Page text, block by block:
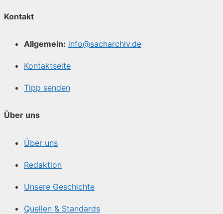
Kontakt
Allgemein: info@sacharchiv.de
Kontaktseite
Tipp senden
Über uns
Über uns
Redaktion
Unsere Geschichte
Quellen & Standards